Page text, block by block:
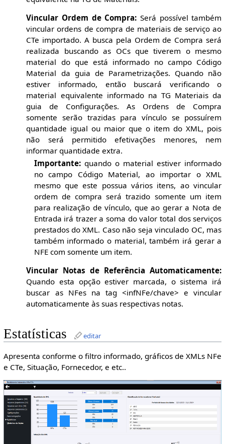
Vincular Ordem de Compra: Será possível também
vincular ordens de compra de materiais de serviço ao
CTe importado. A busca pela Ordem de Compra será
realizada buscando as OCs que tiverem o mesmo
material do que está informado no campo Código
Material da guia de Parametrizações. Quando não
estiver informado, então buscará verificando o
material equivalente informado na TG Materiais da
guia de Configurações. As Ordens de Compra
somente serão trazidas para vínculo se possuírem
quantidade igual ou maior que o item do XML, pois
não será permitido efetivações menores, nem
informar quantidade extra.
Importante:quando o material estiver informado
no campo Código Material, ao importar o XML
mesmo que este possua vários itens, ao vincular
ordem de compra será trazido somente um item
para realização de vínculo, que ao gerar a Nota de
Entrada irá trazer a soma do valor total dos serviços
prestados do XML. Caso não seja vinculado OC, mas
também informado o material, também irá gerar a
NFE com somente um item.
Vincular Notas de Referência Automaticamente:
Quando esta opção estiver marcada, o sistema irá
buscar as NFes na tag <infNFe/chave> e vincular
automaticamente às suas respectivas notas.
Estatísticas editar
Apresenta conforme o filtro informado, gráficos de XMLs NFe
e CTe, Situação, Fornecedor, e etc..